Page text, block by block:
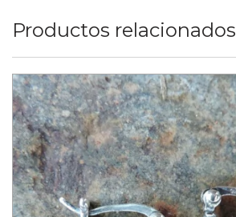
Productos relacionados